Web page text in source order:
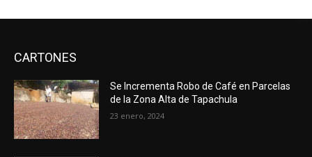
CARTONES
Se Incrementa Robo de Café en Parcelas
de la Zona Alta de Tapachula
23 enero, 2024